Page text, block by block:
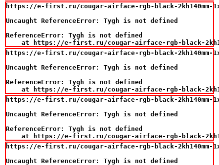
https://e-first.ru/cougar-airface-rgb-black-2kh140mm-
Uncaught ReferenceError: Tygh is not defined
ReferenceError: Tygh is not defined
at https://e-first.ru/cougar-airface-rgb-black-
https://e-first.ru/cougar-airface-rgb-black-2kh140mm-
Uncaught ReferenceError: Tygh is not defined
ReferenceError: Tygh is not defined
at https://e-first.ru/cougar-airface-rgb-black-
https://e-first.ru/cougar-airface-rgb-black-2kh140mm-
Uncaught ReferenceError: Tygh is not defined
ReferenceError: Tygh is not defined
at https://e-first.ru/cougar-airface-rgb-black-
https://e-first.ru/cougar-airface-rgb-black-2kh140mm-
Uncaught ReferenceError: Tygh is not defined